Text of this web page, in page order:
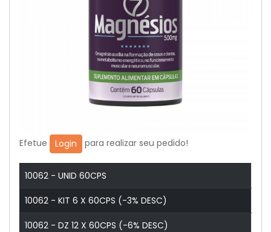
Efetue Login para realizar seu pedido!
10062 - UNID 60CPS
10062 - KIT 6 X 60CPS (-3% DESC)
10062 - DZ 12 X 60CPS (-6% DESC)